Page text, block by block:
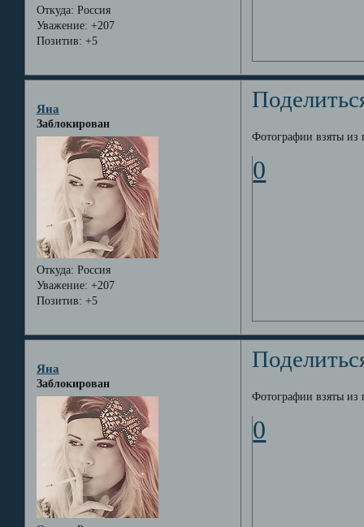
Откуда: Россия
Уважение: +207
Позитив: +5
Яна
Заблокирован
Откуда: Россия
Уважение: +207
Позитив: +5
Фотографии взяты из
0
Яна
Заблокирован
Фотографии взяты из
0